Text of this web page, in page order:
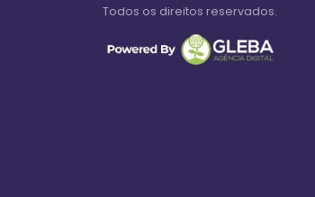
Todos os direitos reservados.